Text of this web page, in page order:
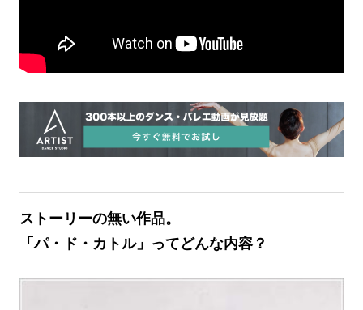
ストーリーの無い作品。
「パ・ド・カトル」ってどんな内容？